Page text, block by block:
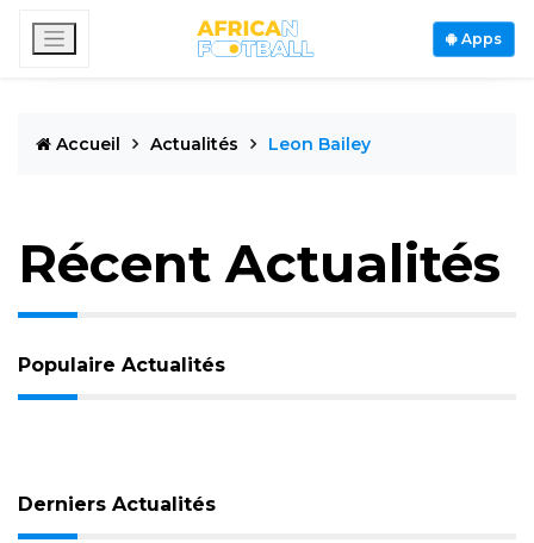
Apps
Accueil Actualités Leon Bailey
Récent Actualités
Populaire Actualités
Derniers Actualités